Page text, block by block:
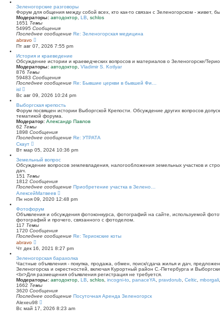
Зеленогорские разговоры
Форум для общения между собой всех, кто как-то связан с Зеленогорском - живет,
Модераторы: автодоктор LB
schlos
1651 Темы
54995 Сообщения
Последнее сообщение Re: Зеленогорская медицина
abravo
е
р
е
й
т
и
к
п
с
л
е
д
н
е
м
у
с
б
е
н
ю
Пт авг 07, 2026 7:55 pm
История и краеведение
Обсуждение истории и краеведческих вопросов и материалов о Зеленогорске/
Модераторы: автодоктор Vladimir S. Kotlyar
876 Темы
59483 Сообщения
Последнее сообщение Re: Бывшие церкви в бывшей Фи…
isl
р
е
й
т
и
к
п
о
л
е
д
н
е
м
у
с
о
б
е
н
и
ю
Вс авг 09, 2026 10:24 pm
Выборгская крепость
Форум посвящен истории Выборгской Крепости. Обсуждение других вопросов
тематикой форума.
Модератор: Александр Павлов
62 Темы
1898 Сообщения
Последнее сообщение Re: УТРАТА
Скаут
е
р
е
й
т
и
к
п
о
с
л
е
д
н
е
м
у
с
о
о
щ
е
н
и
ю
Вт мар 05, 2024 10:36 pm
Земельный вопрос
Обсуждение вопросов землевладения, налогообложения земельных участков и
дач.
151 Темы
1812 Сообщения
Последнее сообщение Приобретение участка в Зелено…
АлексейМатвеев
е
р
й
т
п
с
л
е
д
н
е
м
у
о
щ
Пн ноя 09, 2020 12:48 pm
Фотофорум
Объявления и обсуждения фотоконкурса, фотографий на сайте, используемой
фотографий и прочего, связанного с фотоделом.
117 Темы
1720 Сообщения
Последнее сообщение Re: Териокские коты
abravo
е
р
е
й
т
и
к
п
о
с
л
е
д
Чт дек 16, 2021 8:27 pm
Зеленогорская барахолка
Частные объявления - покупка, продажа, обмен, поиск/сдача жилья и дач,
Зеленогорска и окрестностей, включая Курортный район С.-Петербурга и
<br>Для размещения объявления регистрация не требуется.
Модераторы: автодоктор LB schlos incogni-to panaceYA pravdorub Celtic mborgali
1662 Темы
3620 Сообщения
Последнее сообщение Посуточная Аренда Зеленогорск
Alexeu98
е
р
Вс май 17, 2026 8:23 am